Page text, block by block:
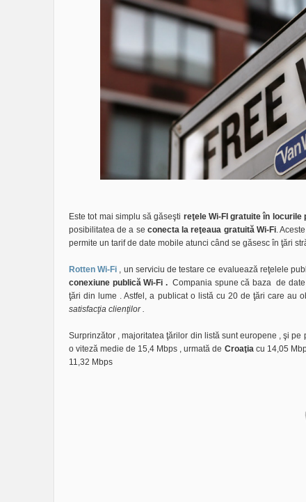
Este tot mai simplu să găseşti reţele Wi-FI gratuite în locurile
posibilitatea de a se conecta la reţeaua gratuită Wi-Fi.
permite un tarif de date mobile atunci când se găsesc în ţări
Rotten Wi-Fi , un serviciu de testare ce evaluează reţelele
conexiune publică Wi-Fi . Compania spune că baza de
ţări din lume . Astfel, a publicat o listă cu 20 de ţări care au
satisfacţia clienţilor .
Surprinzător , majoritatea ţărilor din listă sunt europene , şi
o viteză medie de 15,4 Mbps , urmată de Croaţia cu 14,05
11,32 Mbps